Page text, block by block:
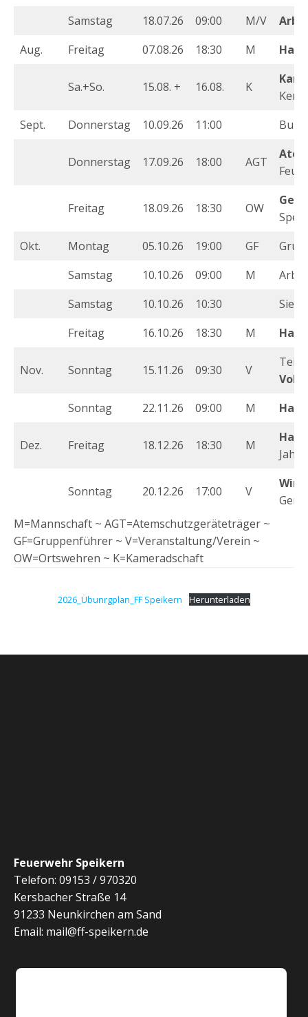
Samstag
18.07.26 09:00 M/V
Aug.
Freitag 07.08.26 18:30 M
Sa.+So. 15.08. + 16.08. K
Sept.
Donnerstag 10.09.26 11:00
Donnerstag 17.09.26 18:00 AGT
Freitag 18.09.26 18:30 OW
Okt.
Montag 05.10.26 19:00 GF
Samstag
10.10.26 09:00 M
Samstag
10.10.26 10:30
Freitag
16.10.26 18:30 M
Nov. Sonntag 15.11.26 09:30 V
Sonntag
22.11.26 09:00 M
Dez. Freitag 18.12.26 18:30 M
Sonntag 20.12.26 17:00 V
M=Mannschaft ~ AGT=Atemschutzgeräteträger ~
GF=Gruppenführer ~ V=Veranstaltung/Verein ~
OW=Ortswehren ~ K=Kameradschaft
2026_Übunrgplan_FF Speikern Herunterladen
Feuerwehr Speikern
Telefon: 09153 / 970320
Kersbacher Straße 14
91233 Neunkirchen am Sand
Email: mail@ff-speikern.de